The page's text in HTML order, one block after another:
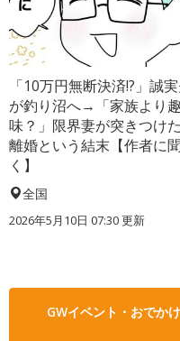
「10万円無断決済!?」誠
が釣り沼へ→「家族より趣
味？」限界妻が突きつけた
離婚という結末【作者に
く】
全国
2026年5月10日 07:30 更新
GWイベント・おでか